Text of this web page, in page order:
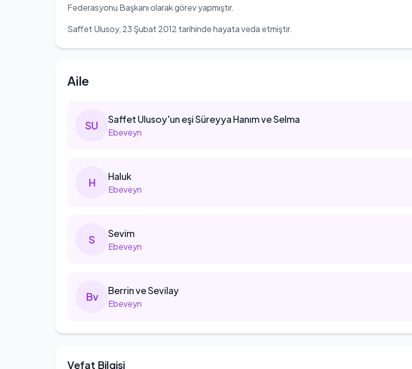
Federasyonu Başkanı olarak görev yapmıştır.
Saffet Ulusoy, 23 Şubat 2012 tarihinde hayata veda etmiştir.
Aile
SU Saffet Ulusoy'un eşi Süreyya Hanım ve Selma
Ebeveyn
H Haluk
Ebeveyn
S Sevim
Ebeveyn
Bv Berrinve Sevilay
Ebeveyn
Vefat Bilgisi